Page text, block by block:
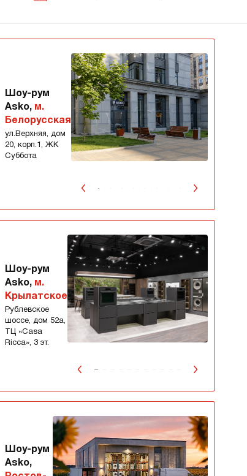
Шоу-рум
Asko, м.
Белорусская
ул.Верхняя, дом
20, корп.1, ЖК
Суббота
Шоу-рум
Asko, м.
Крылатское
Рублевское
шоссе, дом 52а,
ТЦ «Сasa
Ricca», 3 эт.
Шоу-рум
Asko,